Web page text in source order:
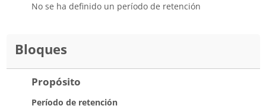
No se ha definido un período de retención
Bloques
Propósito
Período de retención